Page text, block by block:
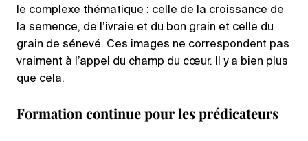
le complexe thématique : celle de la croissance de
la semence, de l’ivraie et du bon grain et celle du
grain de sénevé. Ces images ne correspondent pas
vraiment à l’appel du champ du cœur. Il y a bien plus
que cela.
Formation continue pour les prédicateurs